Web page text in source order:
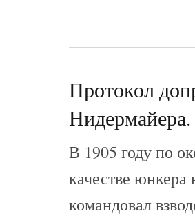
Протокол
Нидермайера.
В 1905 году по
качестве
командовал